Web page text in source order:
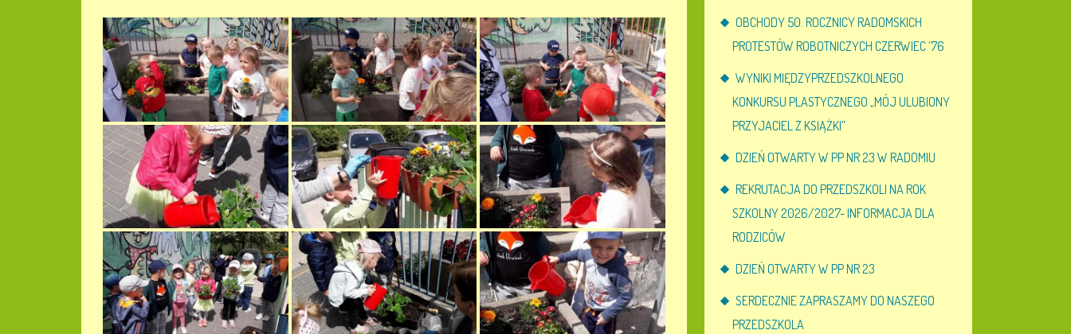
OBCHODY 50. ROCZNICY RADOMSKICH
PROTESTÓW ROBOTNICZYCH CZERWIEC ’76
WYNIKI MIĘDZYPRZEDSZKOLNEGO
KONKURSU PLASTYCZNEGO „MÓJ ULUBIONY
PRZYJACIEL Z KSIĄŻKI”
DZIEŃ OTWARTY W PP NR 23 W RADOMIU
REKRUTACJA DO PRZEDSZKOLI NA ROK
SZKOLNY 2026/2027- INFORMACJA DLA
RODZICÓW
DZIEŃ OTWARTY W PP NR 23
SERDECZNIE ZAPRASZAMY DO NASZEGO
PRZEDSZKOLA